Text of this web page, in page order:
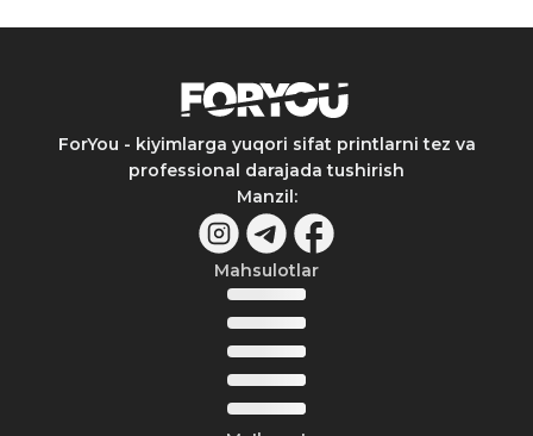
ForYou - kiyimlarga yuqori sifat printlarni tez va
professional darajada tushirish
Manzil:
Mahsulotlar